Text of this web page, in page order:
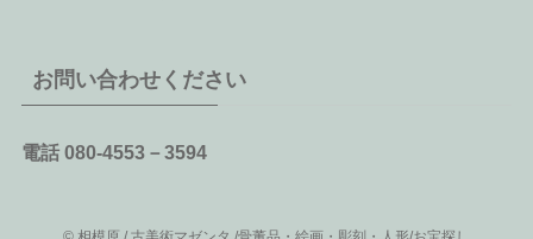
お問い合わせください
電話 080-4553－3594